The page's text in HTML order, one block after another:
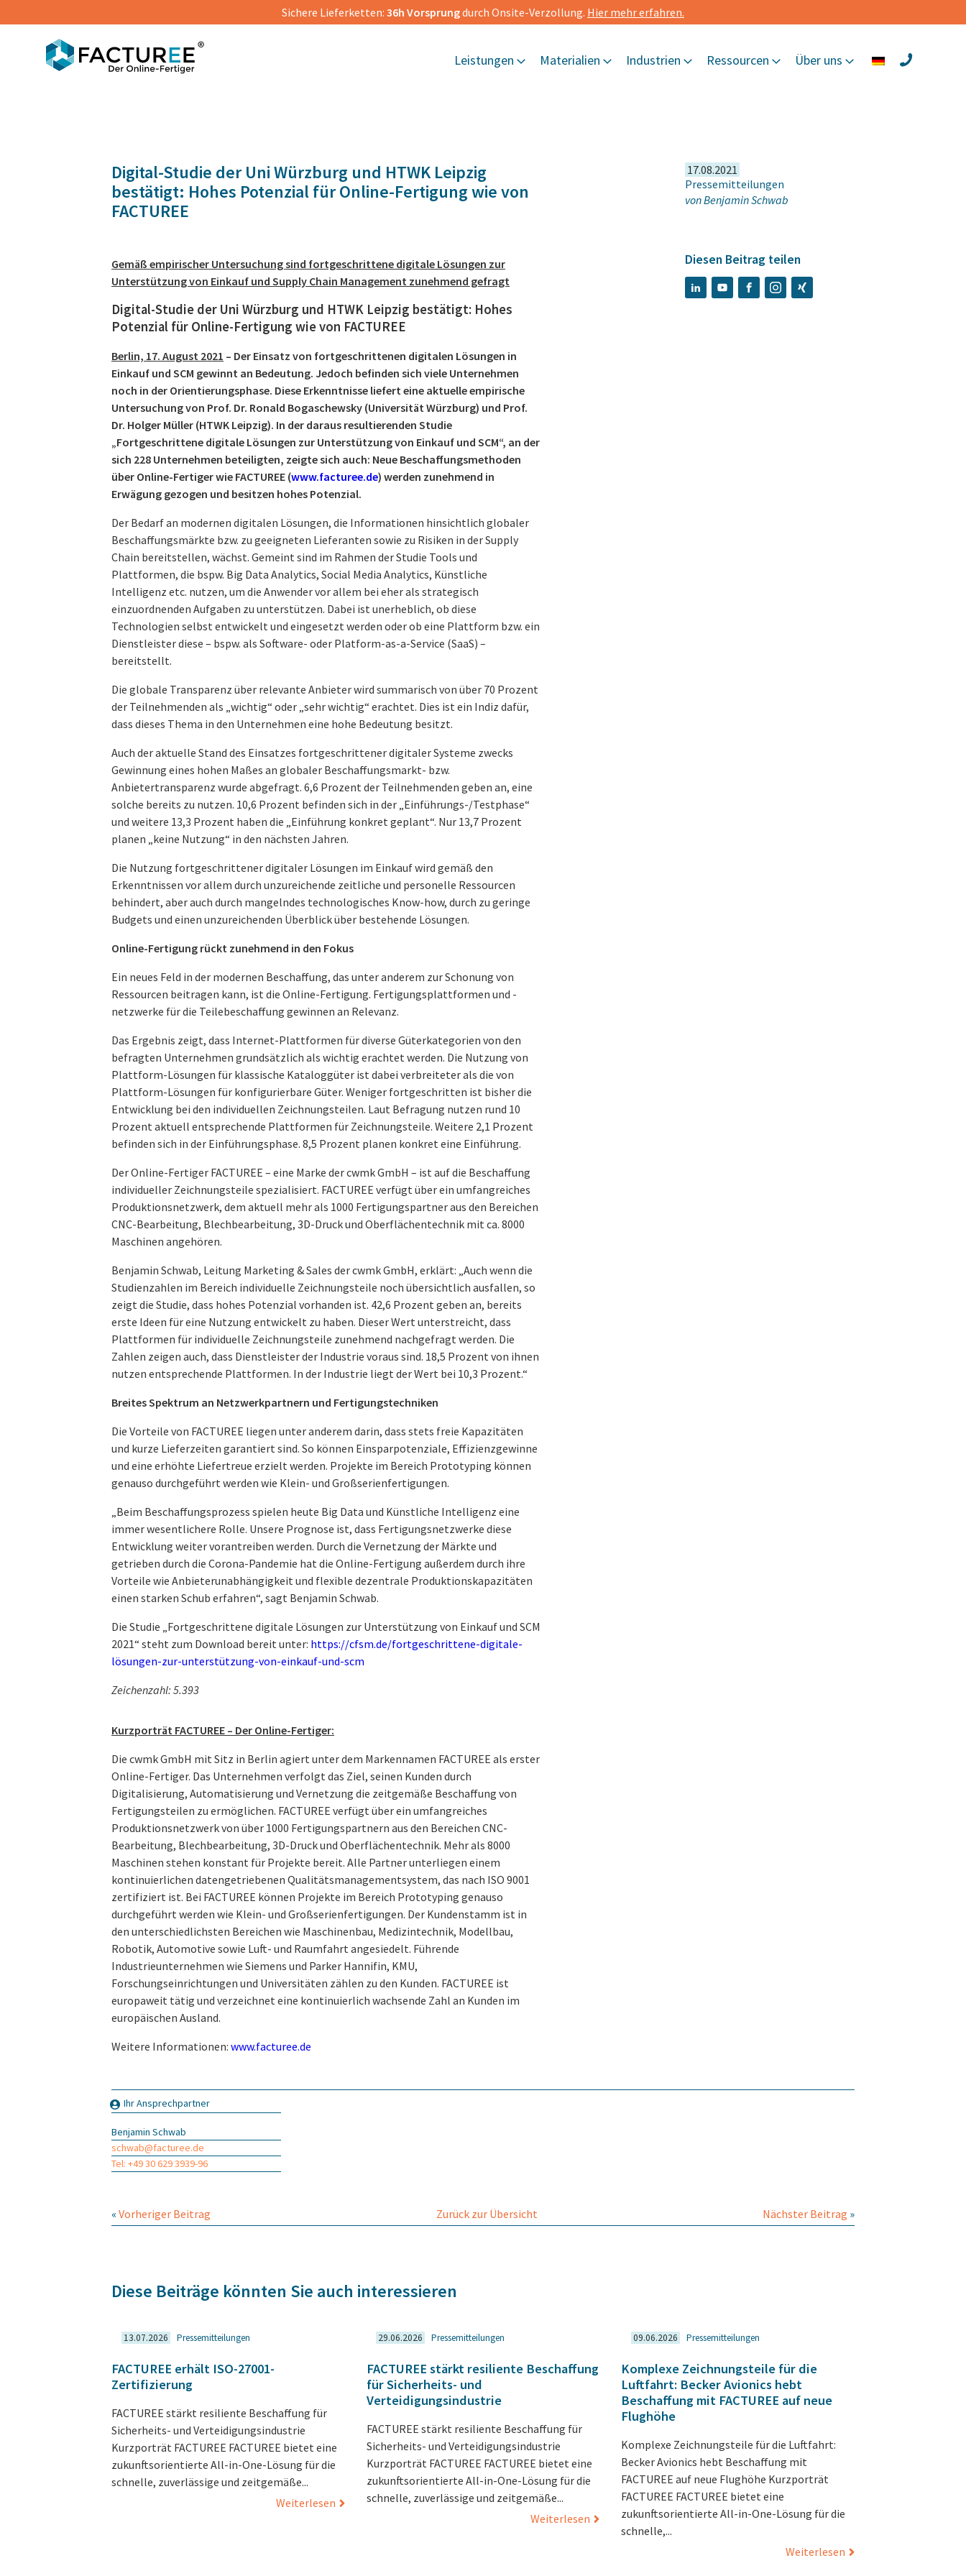
Sichere Lieferketten: 36h Vorsprungdurch Onsite-Verzollung. Hier mehr erfahren.
Leistungen Materialien Industrien Ressourcen Über uns
Digital-Studie der Uni Würzburg und HTWK Leipzig
bestätigt: Hohes Potenzial für Online-Fertigung wie von
FACTUREE
17.08.2021
Pressemitteilungen
vonBenjamin Schwab
Diesen Beitrag teilen
Gemäß empirischer Untersuchung sind fortgeschrittene digitale Lösungen zur
Unterstützung von Einkauf und Supply Chain Management zunehmend gefragt
Digital-Studie der Uni Würzburg und HTWK Leipzig bestätigt: Hohes
Potenzial für Online-Fertigung wie von FACTUREE
Berlin, 17. August 2021 – Der Einsatz von fortgeschrittenen digitalen Lösungen in
Einkauf und SCM gewinnt an Bedeutung. Jedoch befinden sich viele Unternehmen
noch in der Orientierungsphase. Diese Erkenntnisse liefert eine aktuelle empirische
Untersuchung von Prof. Dr. Ronald Bogaschewsky (Universität Würzburg) und Prof.
Dr. Holger Müller (HTWK Leipzig). In der daraus resultierenden Studie
„Fortgeschrittene digitale Lösungen zur Unterstützung von Einkauf und SCM“, an der
sich 228 Unternehmen beteiligten, zeigte sich auch: Neue Beschaffungsmethoden
über Online-Fertiger wie FACTUREE (www.facturee.de) werden zunehmend in
Erwägung gezogen und besitzen hohes Potenzial.
Der Bedarf an modernen digitalen Lösungen, die Informationen hinsichtlich globaler
Beschaffungsmärkte bzw. zu geeigneten Lieferanten sowie zu Risiken in der Supply
Chain bereitstellen, wächst. Gemeint sind im Rahmen der Studie Tools und
Plattformen, die bspw. Big Data Analytics, Social Media Analytics, Künstliche
Intelligenz etc. nutzen, um die Anwender vor allem bei eher als strategisch
einzuordnenden Aufgaben zu unterstützen. Dabei ist unerheblich, ob diese
Technologien selbst entwickelt und eingesetzt werden oder ob eine Plattform bzw. ein
Dienstleister diese – bspw. als Software- oder Platform-as-a-Service (SaaS) –
bereitstellt.
Die globale Transparenz über relevante Anbieter wird summarisch von über 70 Prozent
der Teilnehmenden als „wichtig“ oder „sehr wichtig“ erachtet. Dies ist ein Indiz dafür,
dass dieses Thema in den Unternehmen eine hohe Bedeutung besitzt.
Auch der aktuelle Stand des Einsatzes fortgeschrittener digitaler Systeme zwecks
Gewinnung eines hohen Maßes an globaler Beschaffungsmarkt‐ bzw.
Anbietertransparenz wurde abgefragt. 6,6 Prozent der Teilnehmenden geben an, eine
solche bereits zu nutzen. 10,6 Prozent befinden sich in der „Einführungs‐/Testphase“
und weitere 13,3 Prozent haben die „Einführung konkret geplant“. Nur 13,7 Prozent
planen „keine Nutzung“ in den nächsten Jahren.
Die Nutzung fortgeschrittener digitaler Lösungen im Einkauf wird gemäß den
Erkenntnissen vor allem durch unzureichende zeitliche und personelle Ressourcen
behindert, aber auch durch mangelndes technologisches Know-how, durch zu geringe
Budgets und einen unzureichenden Überblick über bestehende Lösungen.
Online-Fertigung rückt zunehmend in den Fokus
Ein neues Feld in der modernen Beschaffung, das unter anderem zur Schonung von
Ressourcen beitragen kann, ist die Online-Fertigung. Fertigungsplattformen und -
netzwerke für die Teilebeschaffung gewinnen an Relevanz.
Das Ergebnis zeigt, dass Internet-Plattformen für diverse Güterkategorien von den
befragten Unternehmen grundsätzlich als wichtig erachtet werden. Die Nutzung von
Plattform‐Lösungen für klassische Kataloggüter ist dabei verbreiteter als die von
Plattform‐Lösungen für konfigurierbare Güter. Weniger fortgeschritten ist bisher die
Entwicklung bei den individuellen Zeichnungsteilen. Laut Befragung nutzen rund 10
Prozent aktuell entsprechende Plattformen für Zeichnungsteile. Weitere 2,1 Prozent
befinden sich in der Einführungsphase. 8,5 Prozent planen konkret eine Einführung.
Der Online-Fertiger FACTUREE – eine Marke der cwmk GmbH – ist auf die Beschaffung
individueller Zeichnungsteile spezialisiert. FACTUREE verfügt über ein umfangreiches
Produktionsnetzwerk, dem aktuell mehr als 1000 Fertigungspartner aus den Bereichen
CNC-Bearbeitung, Blechbearbeitung, 3D-Druck und Oberflächentechnik mit ca. 8000
Maschinen angehören.
Benjamin Schwab, Leitung Marketing & Sales der cwmk GmbH, erklärt: „Auch wenn die
Studienzahlen im Bereich individuelle Zeichnungsteile noch übersichtlich ausfallen, so
zeigt die Studie, dass hohes Potenzial vorhanden ist. 42,6 Prozent geben an, bereits
erste Ideen für eine Nutzung entwickelt zu haben. Dieser Wert unterstreicht, dass
Plattformen für individuelle Zeichnungsteile zunehmend nachgefragt werden. Die
Zahlen zeigen auch, dass Dienstleister der Industrie voraus sind. 18,5 Prozent von ihnen
nutzen entsprechende Plattformen. In der Industrie liegt der Wert bei 10,3 Prozent.“
Breites Spektrum an Netzwerkpartnern und Fertigungstechniken
Die Vorteile von FACTUREE liegen unter anderem darin, dass stets freie Kapazitäten
und kurze Lieferzeiten garantiert sind. So können Einsparpotenziale, Effizienzgewinne
und eine erhöhte Liefertreue erzielt werden. Projekte im Bereich Prototyping können
genauso durchgeführt werden wie Klein- und Großserienfertigungen.
„Beim Beschaffungsprozess spielen heute Big Data und Künstliche Intelligenz eine
immer wesentlichere Rolle. Unsere Prognose ist, dass Fertigungsnetzwerke diese
Entwicklung weiter vorantreiben werden. Durch die Vernetzung der Märkte und
getrieben durch die Corona-Pandemie hat die Online-Fertigung außerdem durch ihre
Vorteile wie Anbieterunabhängigkeit und flexible dezentrale Produktionskapazitäten
einen starken Schub erfahren“, sagt Benjamin Schwab.
Die Studie „Fortgeschrittene digitale Lösungen zur Unterstützung von Einkauf und SCM
2021“ steht zum Download bereit unter: https://cfsm.de/fortgeschrittene-digitale-
lösungen-zur-unterstützung-von-einkauf-und-scm
Zeichenzahl: 5.393
Kurzporträt FACTUREE – Der Online-Fertiger:
Die cwmk GmbH mit Sitz in Berlin agiert unter dem Markennamen FACTUREE als erster
Online-Fertiger. Das Unternehmen verfolgt das Ziel, seinen Kunden durch
Digitalisierung, Automati­sierung und Vernetzung die zeitgemäße Beschaffung von
Ferti­gungsteilen zu ermöglichen. FACTUREE verfügt über ein umfangreiches
Produktionsnetzwerk von über 1000 Fertigungs­partnern aus den Bereichen CNC-
Bearbeitung, Blechbearbeitung, 3D-Druck und Oberflächentechnik. Mehr als 8000
Maschinen stehen konstant für Projekte bereit. Alle Partner unterliegen einem
kontinuierlichen datengetriebenen Qualitätsmanagementsystem, das nach ISO 9001
zerti­fiziert ist. Bei FACTUREE können Projekte im Bereich Prototyping genauso
durchgeführt werden wie Klein- und Großserienfertigungen. Der Kundenstamm ist in
den unterschiedlichsten Bereichen wie Maschinenbau, Medizintechnik, Modellbau,
Robotik, Automotive sowie Luft- und Raumfahrt angesiedelt. Führende
Industrieunternehmen wie Siemens und Parker Hannifin, KMU,
Forschungseinrichtungen und Universi­täten zählen zu den Kunden. FACTUREE ist
europaweit tätig und verzeichnet eine kontinuier­lich wachsende Zahl an Kunden im
europäischen Ausland.
Weitere Informationen: www.facturee.de
Ihr Ansprechpartner
Benjamin Schwab
schwab@facturee.de
Tel: +49 30 629 3939-96
« Vorheriger Beitrag Zurück zur Übersicht Nächster Beitrag »
Diese Beiträge könnten Sie auch interessieren
13.07.2026 Pressemitteilungen
FACTUREE erhält ISO-27001-
Zertifizierung
FACTUREE stärkt resiliente Beschaffung für
Sicherheits- und Verteidigungsindustrie
Kurzporträt FACTUREE FACTUREE bietet eine
zukunftsorientierte All-in-One-Lösung für die
schnelle, zuverlässige und zeitgemäße...
Weiterlesen
29.06.2026 Pressemitteilungen
FACTUREE stärkt resiliente Beschaffung
für Sicherheits- und
Verteidigungsindustrie
FACTUREE stärkt resiliente Beschaffung für
Sicherheits- und Verteidigungsindustrie
Kurzporträt FACTUREE FACTUREE bietet eine
zukunftsorientierte All-in-One-Lösung für die
schnelle, zuverlässige und zeitgemäße...
Weiterlesen
09.06.2026 Pressemitteilungen
Komplexe Zeichnungsteile für die
Luftfahrt: Becker Avionics hebt
Beschaffung mit FACTUREE auf neue
Flughöhe
Komplexe Zeichnungsteile für die Luftfahrt:
Becker Avionics hebt Beschaffung mit
FACTUREE auf neue Flughöhe Kurzporträt
FACTUREE FACTUREE bietet eine
zukunftsorientierte All-in-One-Lösung für die
schnelle,...
Weiterlesen